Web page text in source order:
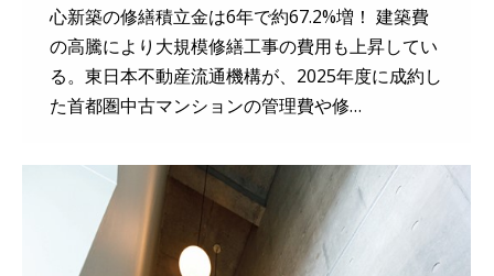
心新築の修繕積立金は6年で約67.2%増！ 建築費
の高騰により大規模修繕工事の費用も上昇してい
る。東日本不動産流通機構が、2025年度に成約し
た首都圏中古マンションの管理費や修…